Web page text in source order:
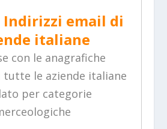
Indirizzi email di
italiane
con le anagrafiche
le aziende italiane
per categorie